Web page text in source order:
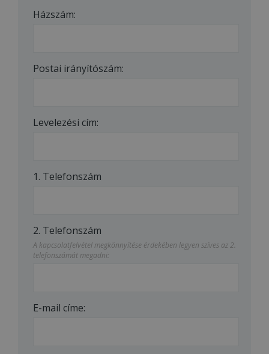
Házszám:
Postai irányítószám:
Levelezési cím:
1. Telefonszám
2. Telefonszám
A kapcsolatfelvétel megkönnyítése érdekében legyen szíves az 2.
telefonszámát megadni:
E-mail címe: